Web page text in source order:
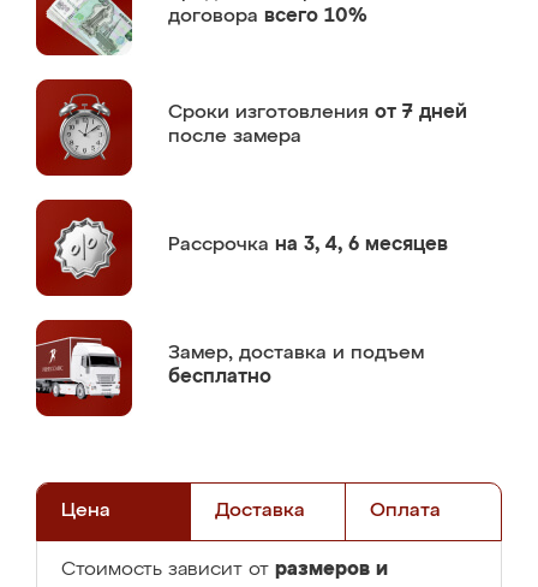
договора всего 10%
Сроки изготовления от 7 дней
после замера
Рассрочка на 3, 4, 6 месяцев
Замер, доставка и подъем
бесплатно
Цена Доставка Оплата
Стоимость зависит от размеров и